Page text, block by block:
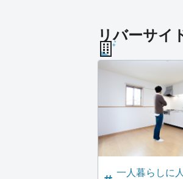
リバーサイ
一人暮らしに